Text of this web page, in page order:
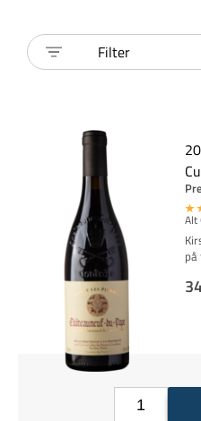
Filter
Alt
på